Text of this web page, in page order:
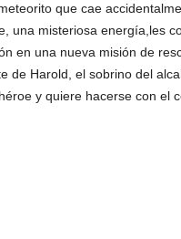
que cae
una misteriosa energía,les
en una nueva misión de
de Harold, el sobrino del
y quiere hacerse con el